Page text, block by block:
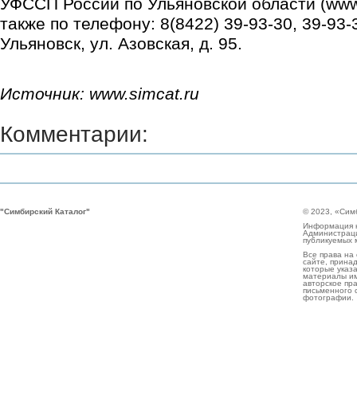
УФССП России по Ульяновской области
также по телефону: 8(8422) 39-93-30, 39-93-
Ульяновск, ул. Азовская, д. 95.
Источник: www.simcat.ru
Комментарии:
"Симбирский Каталог"
© 2023,
Информация
публикуемых
Все права
сайте,
которые
материалы
авторское
письменного
фотографии.